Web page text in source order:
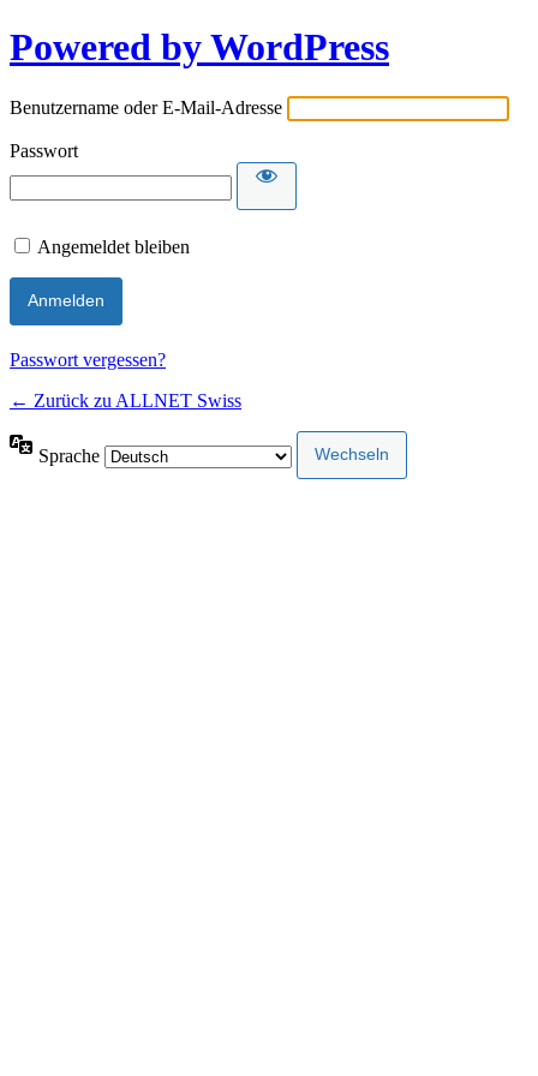
Powered by WordPress
Benutzername oder E-Mail-Adresse
Passwort
Angemeldet bleiben
Passwort vergessen?
← Zurück zu ALLNET Swiss
Sprache